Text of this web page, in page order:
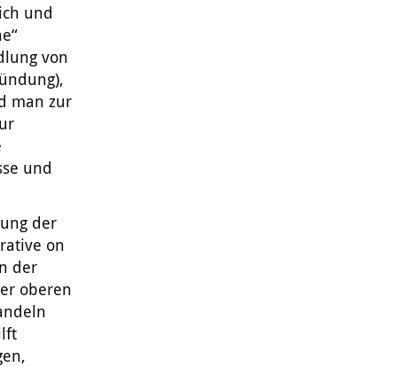
und
von
man zur
und
der
on
der
oberen